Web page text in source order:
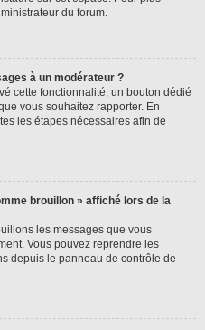
du forum.
à un modérateur ?
cette fonctionnalité, un bouton dédié
vous souhaitez rapporter. En
les étapes nécessaires afin de
brouillon » affiché lors de la
les messages que vous
Vous pouvez reprendre les
depuis le panneau de contrôle de